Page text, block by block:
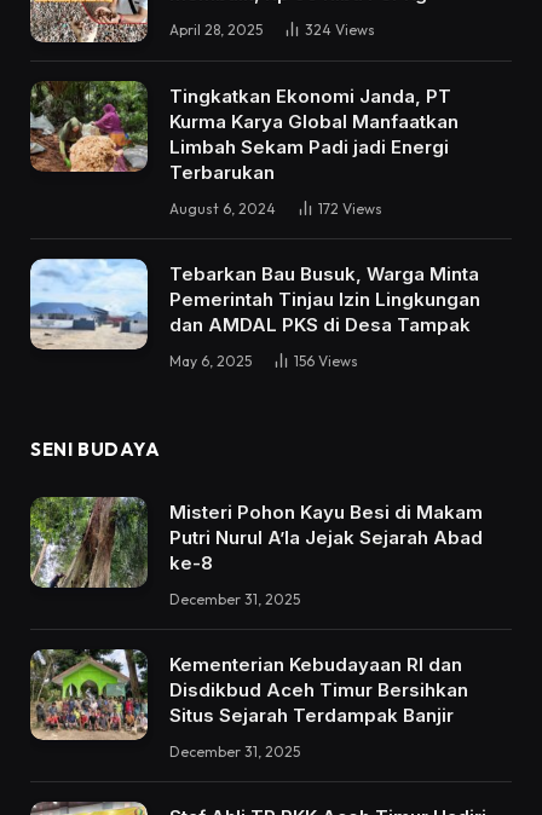
April 28, 2025 324 Views
Tingkatkan Ekonomi Janda, PT
Kurma Karya Global Manfaatkan
Limbah Sekam Padi jadi Energi
Terbarukan
August 6, 2024 172 Views
Tebarkan Bau Busuk, Warga Minta
Pemerintah Tinjau Izin Lingkungan
dan AMDAL PKS di Desa Tampak
May 6, 2025 156 Views
SENI BUDAYA
Misteri Pohon Kayu Besi di Makam
Putri Nurul A’la Jejak Sejarah Abad
ke-8
December 31, 2025
Kementerian Kebudayaan RI dan
Disdikbud Aceh Timur Bersihkan
Situs Sejarah Terdampak Banjir
December 31, 2025